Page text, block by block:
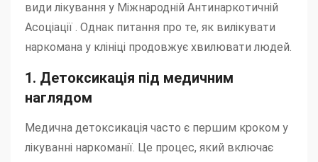
види лікування у Міжнародній Антинаркотичній
Асоціації . Однак питання про те, як вилікувати
наркомана у клініці продовжує хвилювати людей.
1. Детоксикація під медичним
наглядом
Медична детоксикація часто є першим кроком у
лікуванні наркоманії. Це процес, який включає